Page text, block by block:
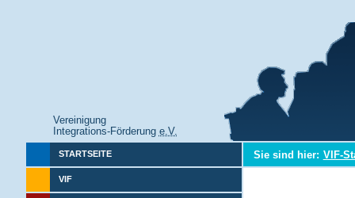
Vereinigung
Integrations-Förderung e.V.
STARTSEITE
VIF
Sie sind hier: VIF-